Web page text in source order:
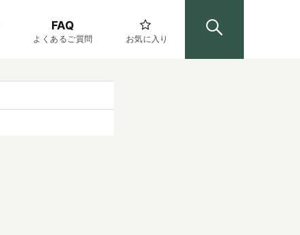
FAQ
よくあるご質問 お気に入り